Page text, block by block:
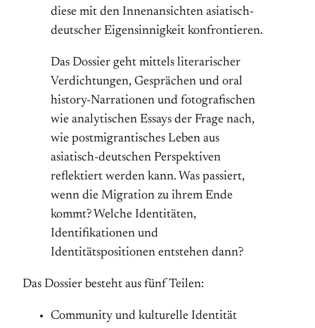
diese mit den Innenansichten asiatisch-
deutscher Eigensinnigkeit konfrontieren.
Das Dossier geht mittels literarischer
Verdichtungen, Gesprächen und oral
history-Narrationen und fotografischen
wie analytischen Essays der Frage nach,
wie postmigrantisches Leben aus
asiatisch-deutschen Perspektiven
reflektiert werden kann. Was passiert,
wenn die Migration zu ihrem Ende
kommt? Welche Identitäten,
Identifikationen und
Identitätspositionen entstehen dann?
Das Dossier besteht aus fünf Teilen:
Community und kulturelle Identität